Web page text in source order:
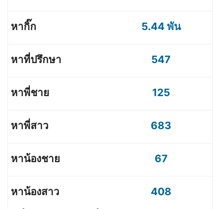
5.44 พัน
547
125
683
67
408